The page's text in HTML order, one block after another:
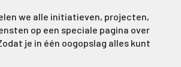
we alle initiatieven, projecten,
op een speciale pagina over
je in één oogopslag alles kunt